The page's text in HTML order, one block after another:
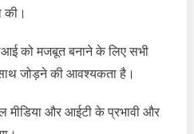
की।
को मजबूत बनाने के लिए सभी
जोड़ने की आवश्यकता है।
मीडिया और आईटी के प्रभावी और